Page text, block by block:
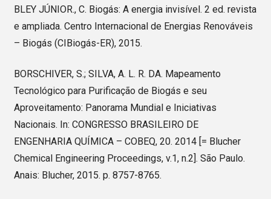
BLEY JÚNIOR., C. Biogás: A energia invisível. 2 ed. revista
e ampliada. Centro Internacional de Energias Renováveis
– Biogás (CIBiogás-ER), 2015.
BORSCHIVER, S.; SILVA, A. L. R. DA. Mapeamento
Tecnológico para Purificação de Biogás e seu
Aproveitamento: Panorama Mundial e Iniciativas
Nacionais. In: CONGRESSO BRASILEIRO DE
ENGENHARIA QUÍMICA – COBEQ, 20. 2014 [= Blucher
Chemical Engineering Proceedings, v.1, n.2]. São Paulo.
Anais: Blucher, 2015. p. 8757-8765.